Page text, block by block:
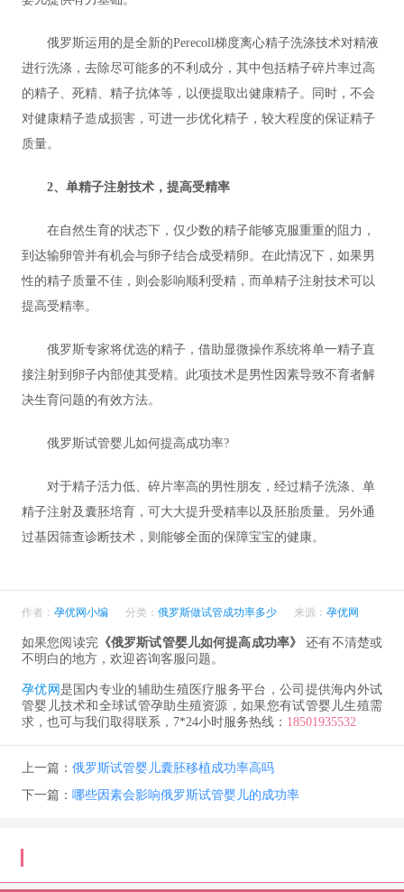
俄罗斯运用的是全新的Perecoll梯度离心精子洗涤技术对精液
进行洗涤，去除尽可能多的不利成分，其中包括精子碎片率过高
的精子、死精、精子抗体等，以便提取出健康精子。同时，不会
对健康精子造成损害，可进一步优化精子，较大程度的保证精子
质量。
2、单精子注射技术，提高受精率
在自然生育的状态下，仅少数的精子能够克服重重的阻力，
到达输卵管并有机会与卵子结合成受精卵。在此情况下，如果男
性的精子质量不佳，则会影响顺利受精，而单精子注射技术可以
提高受精率。
俄罗斯专家将优选的精子，借助显微操作系统将单一精子直
接注射到卵子内部使其受精。此项技术是男性因素导致不育者解
决生育问题的有效方法。
俄罗斯试管婴儿如何提高成功率?
对于精子活力低、碎片率高的男性朋友，经过精子洗涤、单
精子注射及囊胚培育，可大大提升受精率以及胚胎质量。另外通
过基因筛查诊断技术，则能够全面的保障宝宝的健康。
作者： 孕优网小编 分类： 俄罗斯做试管成功率多少 来源： 孕优网
如果您阅读完《俄罗斯试管婴儿如何提高成功率》
还有不清楚或
不明白的地方，欢迎咨询客服问题。
孕优网 是国内专业的辅助生殖医疗服务平台，公司提供海内外试
管婴儿技术和全球试管孕助生殖资源，如果您有试管婴儿生殖需
求，也可与我们取得联系，7*24小时服务热线： 18501935532
上一篇： 俄罗斯试管婴儿囊胚移植成功率高吗
下一篇： 哪些因素会影响俄罗斯试管婴儿的成功率